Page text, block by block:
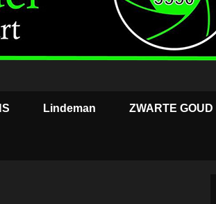
Lindeman ZWARTE GOUD